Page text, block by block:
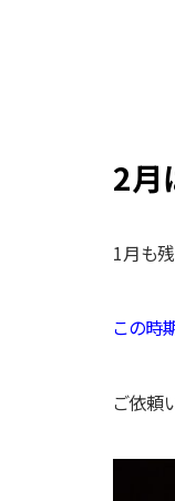
2月
1月も
この時
ご依頼